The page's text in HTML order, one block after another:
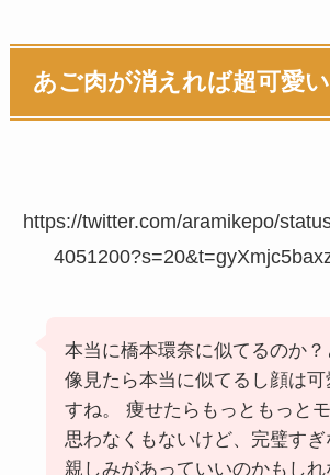
あご肉が消えれば超可愛い
https://twitter.com/aramikepo/
本当に橋本環奈に似てるのか
像見たら本当に似てるし顔は
すね。 痩せたらもっともっと
思わなくもないけど、完璧す
親しみがあっていいのかもしれ